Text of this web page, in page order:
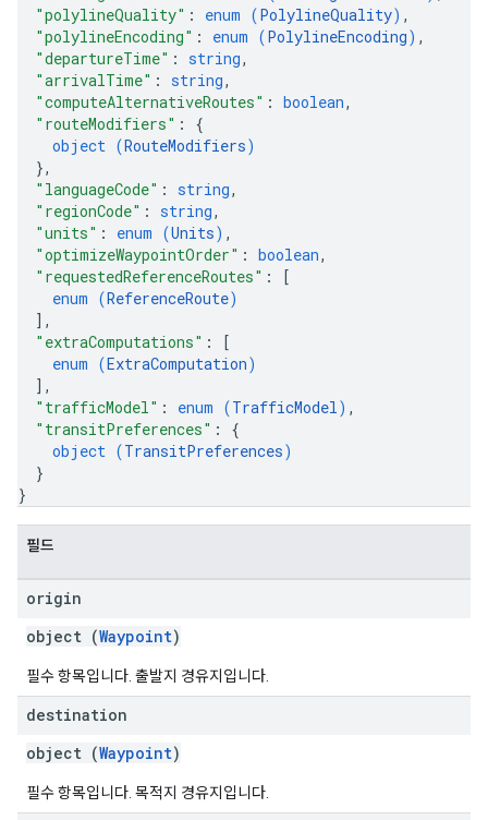
"polylineQuality" : enum (PolylineQuality) ,
"polylineEncoding" : enum (PolylineEncoding) ,
"departureTime" : string,
"arrivalTime" : string,
"computeAlternativeRoutes" : boolean,
"routeModifiers" : {
object (RouteModifiers)
},
"languageCode" : string,
"regionCode" : string,
"units" : enum (Units) ,
"optimizeWaypointOrder" : boolean,
"requestedReferenceRoutes" :
[
enum (ReferenceRoute)
] ,
"extraComputations" :
[
enum (ExtraComputation)
] ,
"trafficModel" : enum (TrafficModel) ,
"transitPreferences" : {
object (TransitPreferences)
}
}
필드
origin
object (Waypoint)
필수 항목입니다. 출발지 경유지입니다.
destination
object (Waypoint)
필수 항목입니다. 목적지 경유지입니다.